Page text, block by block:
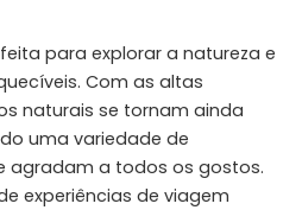
para explorar a natureza e
Com as altas
naturais se tornam ainda
uma variedade de
agradam a todos os gostos.
experiências de viagem